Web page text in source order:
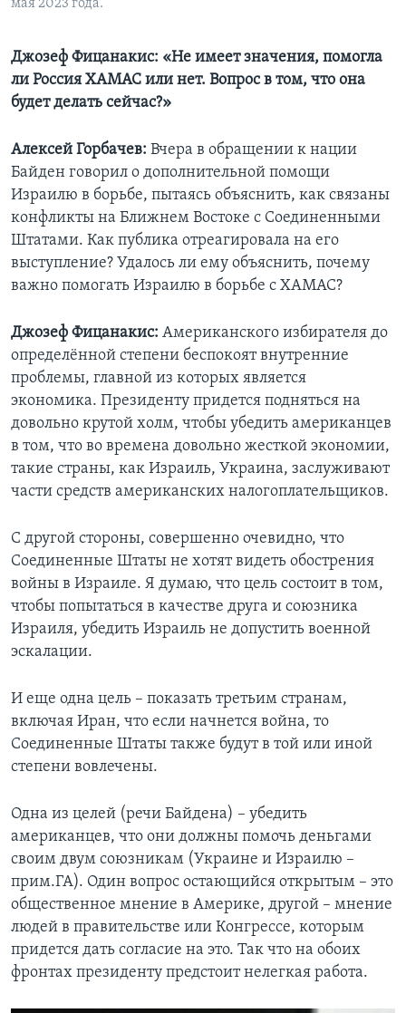
мая 2023 года.
Джозеф Фицанакис: «Не имеет значения, помогла
ли Россия ХАМАС или нет. Вопрос в том, что она
будет делать сейчас?»
Алексей Горбачев: Вчера в обращении к нации
Байден говорил о дополнительной помощи
Израилю в борьбе, пытаясь объяснить, как связаны
конфликты на Ближнем Востоке с Соединенными
Штатами. Как публика отреагировала на его
выступление? Удалось ли ему объяснить, почему
важно помогать Израилю в борьбе с ХАМАС?
Джозеф Фицанакис: Американского избирателя до
определённой степени беспокоят внутренние
проблемы, главной из которых является
экономика. Президенту придется подняться на
довольно крутой холм, чтобы убедить американцев
в том, что во времена довольно жесткой экономии,
такие страны, как Израиль, Украина, заслуживают
части средств американских налогоплательщиков.
С другой стороны, совершенно очевидно, что
Соединенные Штаты не хотят видеть обострения
войны в Израиле. Я думаю, что цель состоит в том,
чтобы попытаться в качестве друга и союзника
Израиля, убедить Израиль не допустить военной
эскалации.
И еще одна цель – показать третьим странам,
включая Иран, что если начнется война, то
Соединенные Штаты также будут в той или иной
степени вовлечены.
Одна из целей (речи Байдена) – убедить
американцев, что они должны помочь деньгами
своим двум союзникам (Украине и Израилю –
прим.ГА). Один вопрос остающийся открытым – это
общественное мнение в Америке, другой – мнение
людей в правительстве или Конгрессе, которым
придется дать согласие на это. Так что на обоих
фронтах президенту предстоит нелегкая работа.